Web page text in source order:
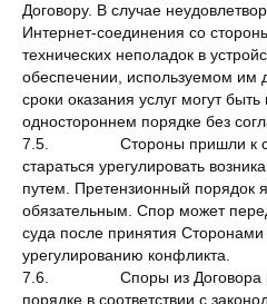
Договору. В случае
Интернет-соединения со
технических неполадок в
обеспечении, используемом им
сроки оказания услуг могут
одностороннем порядке без
7.5. Стороны пришли к
стараться урегулировать
путем. Претензионный порядок
обязательным. Спор может
суда после принятия
урегулированию конфликта.
7.6. Споры из Договора
порядке в соответствии с